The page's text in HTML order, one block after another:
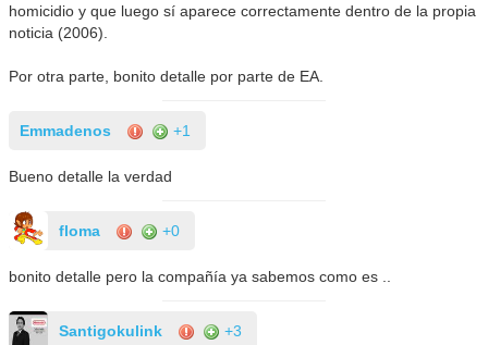
homicidio y que luego sí aparece correctamente dentro de la propia
noticia (2006).
Por otra parte, bonito detalle por parte de EA.
Emmadenos +1
Bueno detalle la verdad
floma +0
bonito detalle pero la compañía ya sabemos como es ..
Santigokulink +3